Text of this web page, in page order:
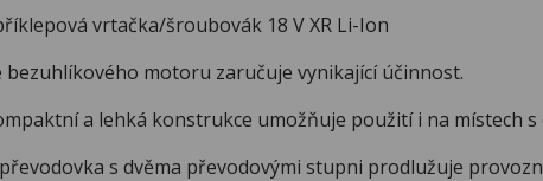
vrtačka/šroubovák 18 V XR Li-Ion
motoru zaručuje vynikající účinnost.
a lehká konstrukce umožňuje použití i na místech s
s dvěma převodovými stupni prodlužuje